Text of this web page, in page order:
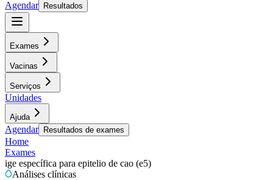
Agendar
Resultados
Exames
Vacinas
Serviços
Unidades
Ajuda
Agendar Resultados de exames
Home
Exames
ige específica para epitelio de cao (e5)
Análises clínicas